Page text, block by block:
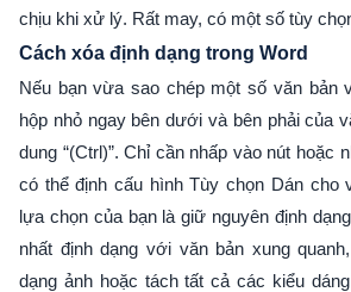
chịu khi xử lý. Rất may, có một số tùy
Cách xóa định dạng trong Word
Nếu bạn vừa sao chép một số văn bản
hộp nhỏ ngay bên dưới và bên phải của
dung “(Ctrl)”. Chỉ cần nhấp vào nút hoặc
có thể định cấu hình Tùy chọn Dán cho
lựa chọn của bạn là giữ nguyên định
nhất định dạng với văn bản xung
dạng ảnh hoặc tách tất cả các kiểu